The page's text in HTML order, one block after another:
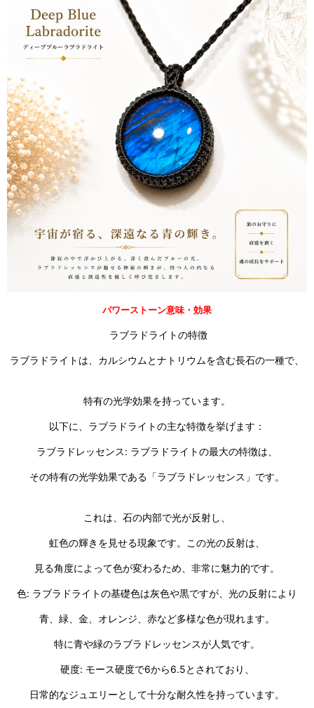
パワーストーン意味・効果
ラブラドライトの特徴
ラブラドライトは、カルシウムとナトリウムを含む長石の一種で、
特有の光学効果を持っています。
以下に、ラブラドライトの主な特徴を挙げます：
ラブラドレッセンス: ラブラドライトの最大の特徴は、
その特有の光学効果である「ラブラドレッセンス」です。
これは、石の内部で光が反射し、
虹色の輝きを見せる現象です。この光の反射は、
見る角度によって色が変わるため、非常に魅力的です。
色: ラブラドライトの基礎色は灰色や黒ですが、光の反射により
青、緑、金、オレンジ、赤など多様な色が現れます。
特に青や緑のラブラドレッセンスが人気です。
硬度: モース硬度で6から6.5とされており、
日常的なジュエリーとして十分な耐久性を持っています。